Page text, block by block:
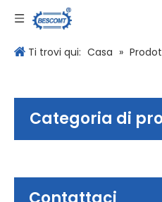
Ti trovi qui: Casa »
Categoria di